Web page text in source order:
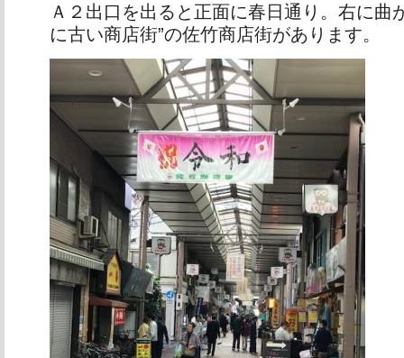
Ａ２出口を出ると正面に春日通り。右に曲
に古い商店街”の佐竹商店街があります。